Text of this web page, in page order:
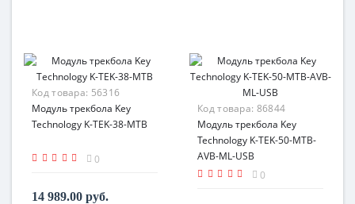
Код товара: 56316
Модуль трекбола Key
Technology K-TEK-38-MTB
0
14 989.00 руб.
Код товара: 86844
Модуль трекбола Key
Technology K-TEK-50-MTB-
AVB-ML-USB
0